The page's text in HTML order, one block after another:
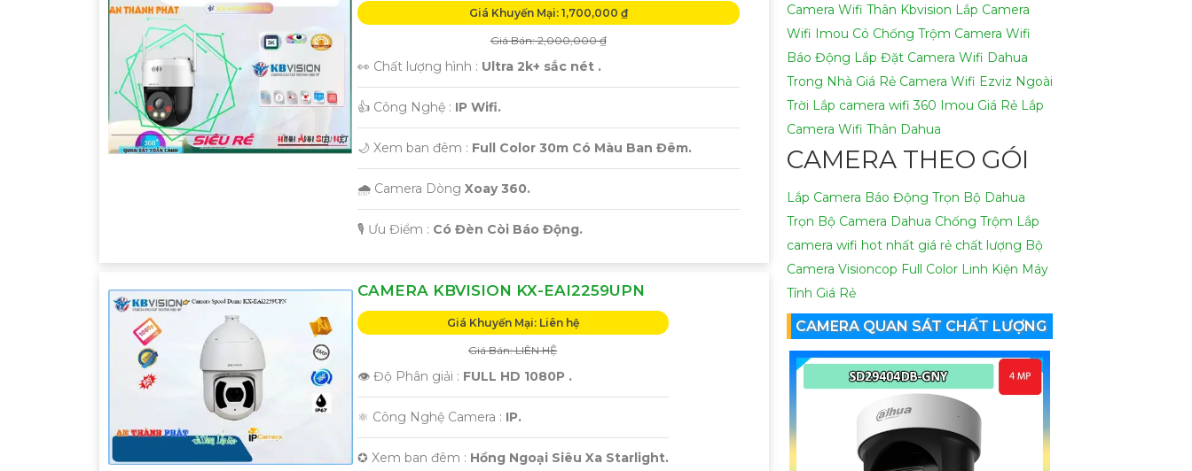
Giá Khuyến Mại: 1,700,000 ₫
Giá Bán: 2,000,000 ₫
️
👀 Chất lượng hình : Ultra 2k+ sắc nét .
👍 Công Nghệ : IP Wifi.
🌙 Xem ban đêm : Full Color 30m Có Màu Ban Đêm.
🌧️ Camera Dòng Xoay 360.
️🎙 Ưu Điểm : Có Đèn Còi Báo Động.
CAMERA KBVISION KX-EAI2259UPN
Giá Khuyến Mại: Liên hệ
Giá Bán: LIÊN HỆ
👁 Độ Phân giải : FULL HD 1080P .
⚛️ Công Nghệ Camera : IP.
✪ Xem ban đêm : Hồng Ngoại Siêu Xa Starlight.
Camera Wifi Thân Kbvision Lắp Camera
Wifi Imou Có Chống Trộm Camera Wifi
Báo Động Lắp Đặt Camera Wifi Dahua
Trong Nhà Giá Rẻ Camera Wifi Ezviz Ngoài
Trời Lắp camera wifi 360 Imou Giá Rẻ Lắp
Camera Wifi Thân Dahua
CAMERA THEO GÓI
Lắp Camera Báo Động Trọn Bộ Dahua
Trọn Bộ Camera Dahua Chống Trộm Lắp
camera wifi hot nhất giá rẻ chất lượng Bộ
Camera Visioncop Full Color Linh Kiện Máy
Tính Giá Rẻ
CAMERA QUAN SÁT CHẤT LƯỢNG